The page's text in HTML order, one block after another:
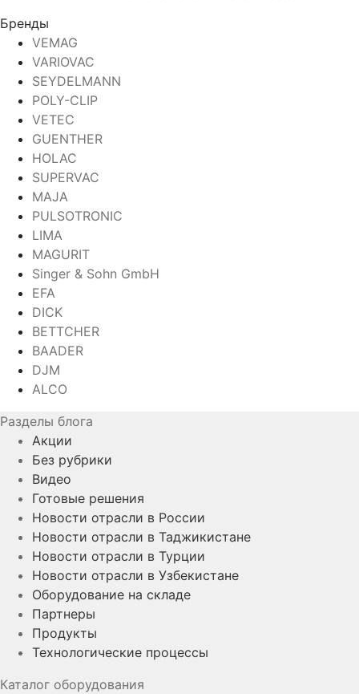
Бренды
VEMAG
VARIOVAC
SEYDELMANN
POLY-CLIP
VETEC
GUENTHER
HOLAC
SUPERVAC
MAJA
PULSOTRONIC
LIMA
MAGURIT
Singer & Sohn GmbH
EFA
DICK
BETTCHER
BAADER
DJM
ALCO
Разделы блога
Акции
Без рубрики
Видео
Готовые решения
Новости отрасли в России
Новости отрасли в Таджикистане
Новости отрасли в Турции
Новости отрасли в Узбекистане
Оборудование на складе
Партнеры
Продукты
Технологические процессы
Каталог оборудования